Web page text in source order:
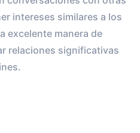
intereses similares a los
excelente manera de
relaciones significativas